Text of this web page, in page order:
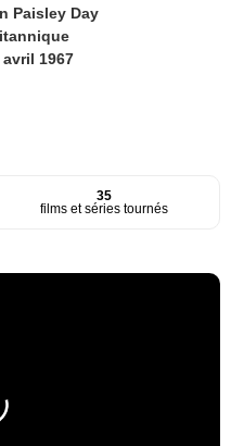
Paisley Day
avril 1967
35
films et séries tournés